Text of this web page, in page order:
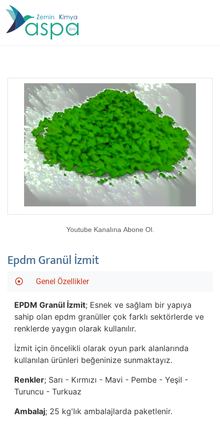
Youtube Kanalına Abone Ol.
Epdm Granül İzmit
Genel Özellikler
EPDM Granül İzmit; Esnek ve sağlam bir yapıya
sahip olan epdm granüller çok farklı sektörlerde ve
renklerde yaygın olarak kullanılır.
İzmit için öncelikli olarak oyun park alanlarında
kullanılan ürünleri beğeninize sunmaktayız.
Renkler; Sarı - Kırmızı - Mavi - Pembe - Yeşil -
Turuncu - Turkuaz
Ambalaj; 25 kg'lık ambalajlarda paketlenir.